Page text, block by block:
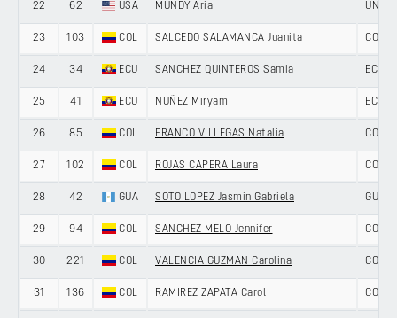
22 62 USA MUNDY Aria
23 103 COL SALCEDO SALAMANCA Juanita
24 34 ECU SANCHEZ QUINTEROS Samia
25 41 ECU NUÑEZ Miryam
26 85 COL FRANCO VILLEGAS Natalia
27 102 COL ROJAS CAPERA Laura
28 42 GUA SOTO LOPEZ Jasmin Gabriela
29 94 COL SANCHEZ MELO Jennifer
30 221 COL VALENCIA GUZMAN Carolina
31 136 COL RAMIREZ ZAPATA Carol